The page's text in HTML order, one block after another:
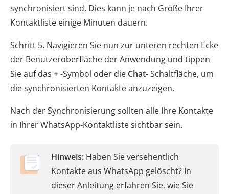
synchronisiert sind. Dies kann je nach Größe Ihrer
Kontaktliste einige Minuten dauern.
Schritt 5. Navigieren Sie nun zur unteren rechten Ecke
der Benutzeroberfläche der Anwendung und tippen
Sie auf das +-Symbol oder die Chat-Schaltfläche, um
die synchronisierten Kontakte anzuzeigen.
Nach der Synchronisierung sollten alle Ihre Kontakte
in Ihrer WhatsApp-Kontaktliste sichtbar sein.
Hinweis: Haben Sie versehentlich
Kontakte aus WhatsApp gelöscht? In
dieser Anleitung erfahren Sie, wie Sie